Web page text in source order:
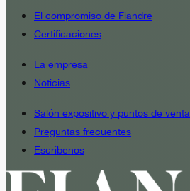
El compromiso de Fiandre
Certificaciones
La empresa
Noticias
Salón expositivo y puntos de venta
Preguntas frecuentes
Escríbenos